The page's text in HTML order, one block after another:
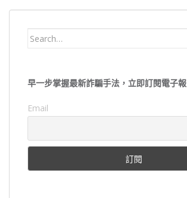
Search
早一步掌握最新詐騙手法，立即訂閱電子報
Email